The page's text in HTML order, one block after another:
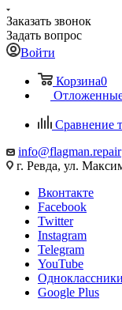
Заказать звонок
Задать вопрос
Войти
Корзина0
Сравнение
info@flagman.repair
г. Ревда, ул.
Вконтакте
Facebook
Twitter
Instagram
Telegram
YouTube
Одноклассники
Google Plus